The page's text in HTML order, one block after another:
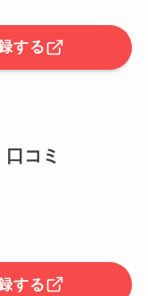
する
コミ
する